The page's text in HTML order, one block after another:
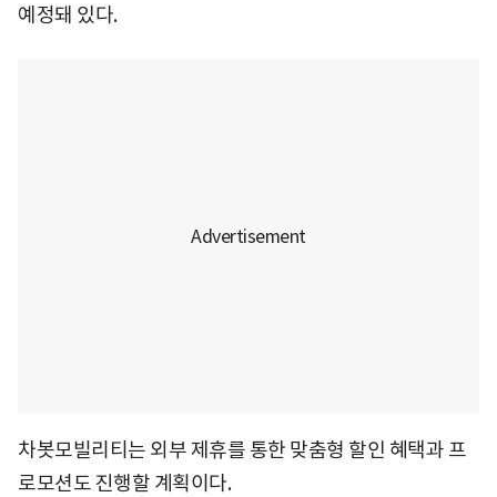
예정돼 있다.
차봇모빌리티는 외부 제휴를 통한 맞춤형 할인 혜택과 프
로모션도 진행할 계획이다.